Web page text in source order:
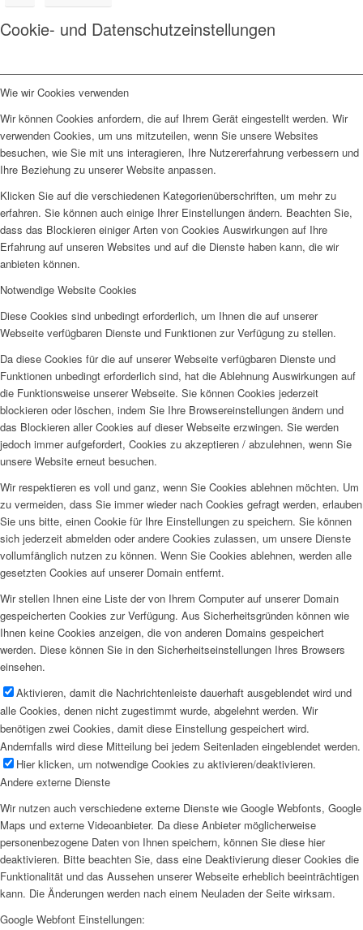
Cookie- und Datenschutzeinstellungen
Wie wir Cookies verwenden
Wir können Cookies anfordern, die auf Ihrem Gerät eingestellt werden. Wir
verwenden Cookies, um uns mitzuteilen, wenn Sie unsere Websites
besuchen, wie Sie mit uns interagieren, Ihre Nutzererfahrung verbessern und
Ihre Beziehung zu unserer Website anpassen.
Klicken Sie auf die verschiedenen Kategorienüberschriften, um mehr zu
erfahren. Sie können auch einige Ihrer Einstellungen ändern. Beachten Sie,
dass das Blockieren einiger Arten von Cookies Auswirkungen auf Ihre
Erfahrung auf unseren Websites und auf die Dienste haben kann, die wir
anbieten können.
Notwendige Website Cookies
Diese Cookies sind unbedingt erforderlich, um Ihnen die auf unserer
Webseite verfügbaren Dienste und Funktionen zur Verfügung zu stellen.
Da diese Cookies für die auf unserer Webseite verfügbaren Dienste und
Funktionen unbedingt erforderlich sind, hat die Ablehnung Auswirkungen auf
die Funktionsweise unserer Webseite. Sie können Cookies jederzeit
blockieren oder löschen, indem Sie Ihre Browsereinstellungen ändern und
das Blockieren aller Cookies auf dieser Webseite erzwingen. Sie werden
jedoch immer aufgefordert, Cookies zu akzeptieren / abzulehnen, wenn Sie
unsere Website erneut besuchen.
Wir respektieren es voll und ganz, wenn Sie Cookies ablehnen möchten. Um
zu vermeiden, dass Sie immer wieder nach Cookies gefragt werden, erlauben
Sie uns bitte, einen Cookie für Ihre Einstellungen zu speichern. Sie können
sich jederzeit abmelden oder andere Cookies zulassen, um unsere Dienste
vollumfänglich nutzen zu können. Wenn Sie Cookies ablehnen, werden alle
gesetzten Cookies auf unserer Domain entfernt.
Wir stellen Ihnen eine Liste der von Ihrem Computer auf unserer Domain
gespeicherten Cookies zur Verfügung. Aus Sicherheitsgründen können wie
Ihnen keine Cookies anzeigen, die von anderen Domains gespeichert
werden. Diese können Sie in den Sicherheitseinstellungen Ihres Browsers
einsehen.
Aktivieren, damit die Nachrichtenleiste dauerhaft ausgeblendet wird und
alle Cookies, denen nicht zugestimmt wurde, abgelehnt werden. Wir
benötigen zwei Cookies, damit diese Einstellung gespeichert wird.
Andernfalls wird diese Mitteilung bei jedem Seitenladen eingeblendet werden.
Hier klicken, um notwendige Cookies zu aktivieren/deaktivieren.
Andere externe Dienste
Wir nutzen auch verschiedene externe Dienste wie Google Webfonts, Google
Maps und externe Videoanbieter. Da diese Anbieter möglicherweise
personenbezogene Daten von Ihnen speichern, können Sie diese hier
deaktivieren. Bitte beachten Sie, dass eine Deaktivierung dieser Cookies die
Funktionalität und das Aussehen unserer Webseite erheblich beeinträchtigen
kann. Die Änderungen werden nach einem Neuladen der Seite wirksam.
Google Webfont Einstellungen: